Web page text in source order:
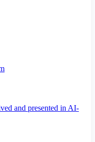
and presented in AI-